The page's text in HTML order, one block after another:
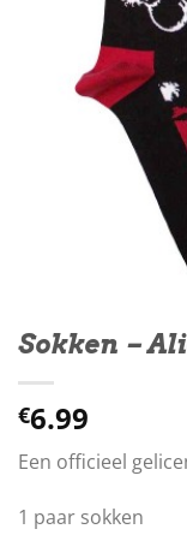
Sokken –
€6.99
Een officieel
1 paar sokken